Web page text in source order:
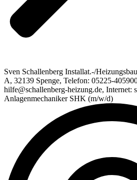
Sven Schallenberg Installat.-/
A, 32139 Spenge, Telefon: 05225-
hilfe@schallenberg-heizung.de, Internet:
Anlagenmechaniker SHK (m/w/d)